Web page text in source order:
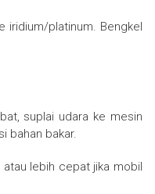
iridium/platinum. Bengkel
suplai udara ke mesin
bahan bakar.
lebih cepat jika mobil